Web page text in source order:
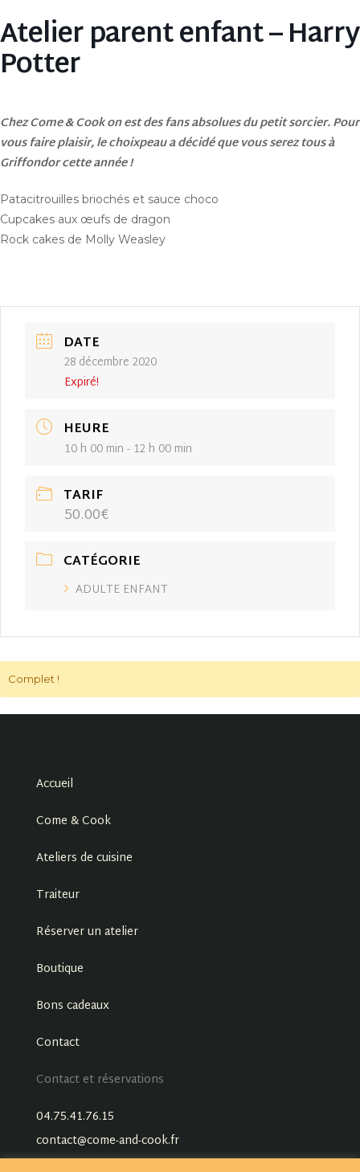
Atelier parent enfant – Harry
Potter
Chez Come & Cook on est des fans absolues du petit sorcier. Pour
vous faire plaisir, le choixpeau a décidé que vous serez tous à
Griffondor cette année !
Patacitrouilles briochés et sauce choco
Cupcakes aux œufs de dragon
Rock cakes de Molly Weasley
DATE
28 décembre 2020
Expiré!
HEURE
10 h 00 min - 12 h 00 min
TARIF
50.00€
CATÉGORIE
ADULTE ENFANT
Complet !
Accueil
Come & Cook
Ateliers de cuisine
Traiteur
Réserver un atelier
Boutique
Bons cadeaux
Contact
Contact et réservations
04.75.41.76.15
contact@come-and-cook.fr